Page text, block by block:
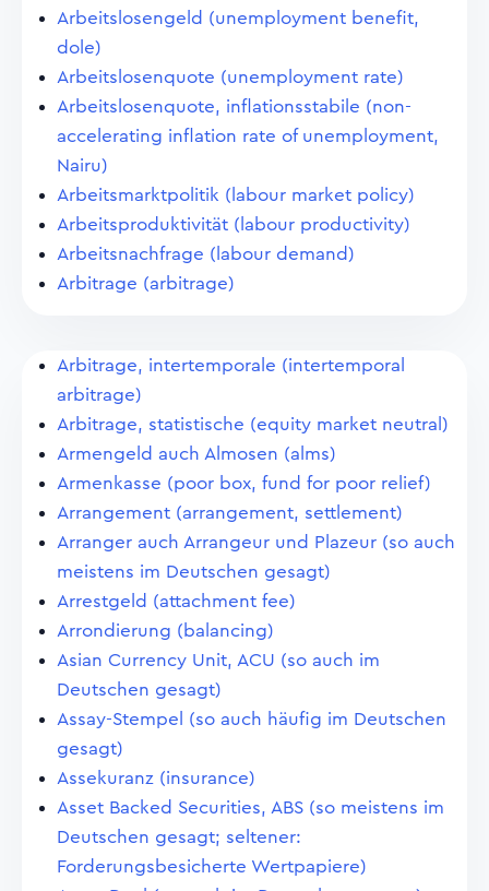
Arbeitslosengeld (unemployment benefit,
dole)
Arbeitslosenquote (unemployment rate)
Arbeitslosenquote, inflationsstabile (non-
accelerating inflation rate of unemployment,
Nairu)
Arbeitsmarktpolitik (labour market policy)
Arbeitsproduktivität (labour productivity)
Arbeitsnachfrage (labour demand)
Arbitrage (arbitrage)
Arbitrage, intertemporale (intertemporal
arbitrage)
Arbitrage, statistische (equity market neutral)
Armengeld auch Almosen (alms)
Armenkasse (poor box, fund for poor relief)
Arrangement (arrangement, settlement)
Arranger auch Arrangeur und Plazeur (so auch
meistens im Deutschen gesagt)
Arrestgeld (attachment fee)
Arrondierung (balancing)
Asian Currency Unit, ACU (so auch im
Deutschen gesagt)
Assay-Stempel (so auch häufig im Deutschen
gesagt)
Assekuranz (insurance)
Asset Backed Securities, ABS (so meistens im
Deutschen gesagt; seltener:
Forderungsbesicherte Wertpapiere)